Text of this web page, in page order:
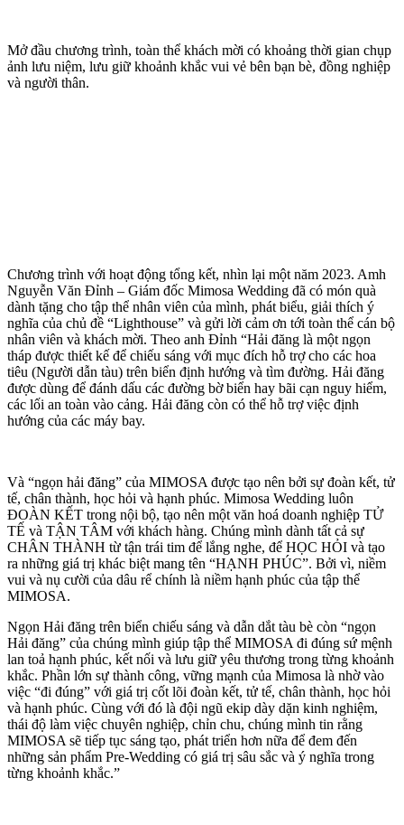
Mở đầu chương trình, toàn thể khách mời có khoảng thời gian chụp
ảnh lưu niệm, lưu giữ khoảnh khắc vui vẻ bên bạn bè, đồng nghiệp
và người thân.
Chương trình với hoạt động tổng kết, nhìn lại một năm 2023. Amh
Nguyễn Văn Đỉnh – Giám đốc Mimosa Wedding đã có món quà
dành tặng cho tập thể nhân viên của mình, phát biểu, giải thích ý
nghĩa của chủ đề “Lighthouse” và gửi lời cảm ơn tới toàn thể cán bộ
nhân viên và khách mời. Theo anh Đỉnh “Hải đăng là một ngọn
tháp được thiết kế để chiếu sáng với mục đích hỗ trợ cho các hoa
tiêu (Người dẫn tàu) trên biển định hướng và tìm đường. Hải đăng
được dùng để đánh dấu các đường bờ biển hay bãi cạn nguy hiểm,
các lối an toàn vào cảng. Hải đăng còn có thể hỗ trợ việc định
hướng của các máy bay.
Và “ngọn hải đăng” của MIMOSA được tạo nên bởi sự đoàn kết, tử
tế, chân thành, học hỏi và hạnh phúc. Mimosa Wedding luôn
ĐOÀN KẾT trong nội bộ, tạo nên một văn hoá doanh nghiệp TỬ
TẾ và TẬN TÂM với khách hàng. Chúng mình dành tất cả sự
CHÂN THÀNH từ tận trái tim để lắng nghe, để HỌC HỎI và tạo
ra những giá trị khác biệt mang tên “HẠNH PHÚC”. Bởi vì, niềm
vui và nụ cười của dâu rể chính là niềm hạnh phúc của tập thể
MIMOSA.
Ngọn Hải đăng trên biển chiếu sáng và dẫn dắt tàu bè còn “ngọn
Hải đăng” của chúng mình giúp tập thể MIMOSA đi đúng sứ mệnh
lan toả hạnh phúc, kết nối và lưu giữ yêu thương trong từng khoảnh
khắc. Phần lớn sự thành công, vững mạnh của Mimosa là nhờ vào
việc “đi đúng” với giá trị cốt lõi đoàn kết, tử tế, chân thành, học hỏi
và hạnh phúc. Cùng với đó là đội ngũ ekip dày dặn kinh nghiệm,
thái độ làm việc chuyên nghiệp, chỉn chu, chúng mình tin rằng
MIMOSA sẽ tiếp tục sáng tạo, phát triển hơn nữa để đem đến
những sản phẩm Pre-Wedding có giá trị sâu sắc và ý nghĩa trong
từng khoảnh khắc.”